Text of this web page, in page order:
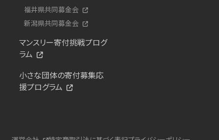
福井県共同募金会
新潟県共同募金会
マンスリー寄付挑戦プログ
ラム
小さな団体の寄付募集応
援プログラム